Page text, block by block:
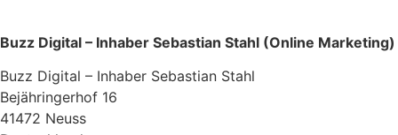
Buzz Digital – Inhaber Sebastian Stahl (Online Marketing)
Buzz Digital – Inhaber Sebastian Stahl
Bejähringerhof 16
41472 Neuss